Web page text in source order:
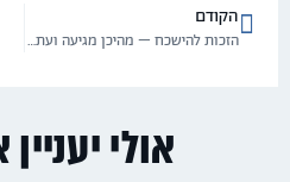
הקודם
הזכות להישכח – מהיכן מגיעה ועתידה לאן?
אולי